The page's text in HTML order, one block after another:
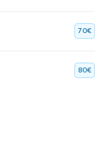
70€
80€